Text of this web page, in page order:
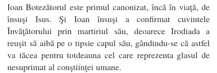
Ioan Botezătorul este primul canonizat, încă în viaţă, de
însuşi Isus. Şi Ioan însuşi a confirmat cuvintele
Învăţătorului prin martiriul său, deoarece Irodiada a
reuşit să aibă pe o tipsie capul său, gândindu-se că astfel
va tăcea pentru totdeauna cel care reprezenta glasul de
nesuprimat al conştiinţei umane.